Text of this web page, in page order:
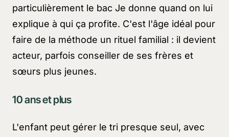
particulièrement le bac Je donne quand on lui
explique à qui ça profite. C'est l'âge idéal pour
faire de la méthode un rituel familial : il devient
acteur, parfois conseiller de ses frères et
sœurs plus jeunes.
10 ans et plus
L'enfant peut gérer le tri presque seul, avec